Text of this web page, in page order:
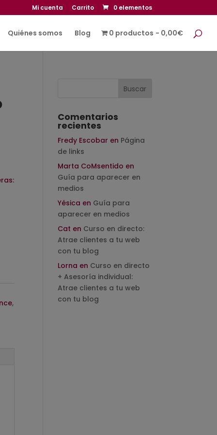
Mi cuenta Carrito 0 elementos
Quiénes somos Blog 0 productos 0,00€
,
Comentarios
recientes
Fredy Escobar en Página
de links
Marta CoMsentido en
Guía para aparecer en
medios
Yésica en Guía para
aparecer en medios
Cat en Curso en directo:
Atrae clientes a tu web
con tu blog
Lorna en Curso en directo
+ Asesoría individual:
Atrae clientes a tu web
con tu blog